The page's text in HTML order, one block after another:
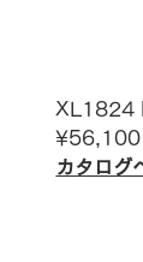
XL1824
¥56,100
カタログ